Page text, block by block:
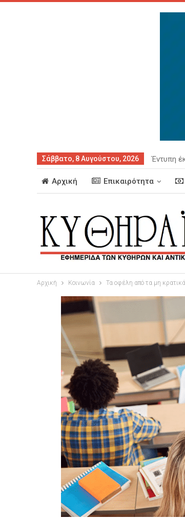
Σάββατο, 8 Αυγούστου, 2026 Έντυπη
Αρχική Επικαιρότητα
Αρχική Κοινωνία Τα οφέλη από τα μη